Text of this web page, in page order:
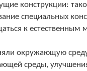
конструкции:
специальных
к
окружающую
среды,